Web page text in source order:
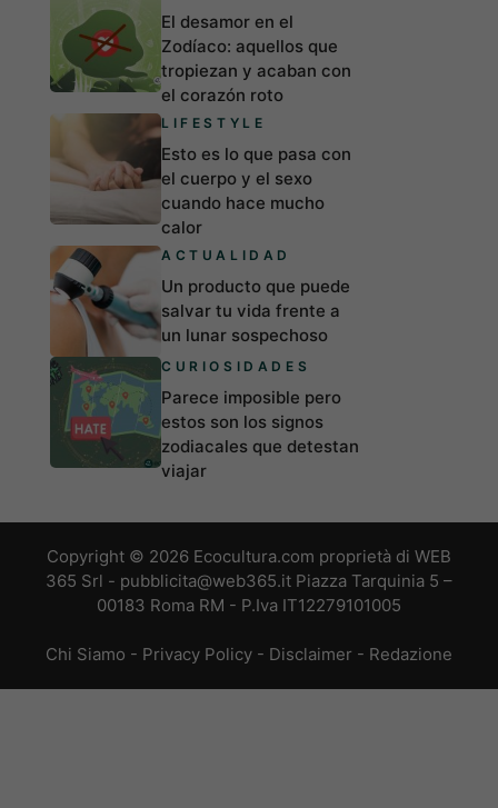
El desamor en el
Zodíaco: aquellos que
tropiezan y acaban con
el corazón roto
LIFESTYLE
Esto es lo que pasa con
el cuerpo y el sexo
cuando hace mucho
calor
ACTUALIDAD
Un producto que puede
salvar tu vida frente a
un lunar sospechoso
CURIOSIDADES
Parece imposible pero
estos son los signos
zodiacales que detestan
viajar
Copyright © 2026 Ecocultura.com proprietà di WEB
365 Srl - pubblicita@web365.it Piazza Tarquinia 5 –
00183 Roma RM - P.Iva IT12279101005
Chi Siamo - Privacy Policy - Disclaimer - Redazione